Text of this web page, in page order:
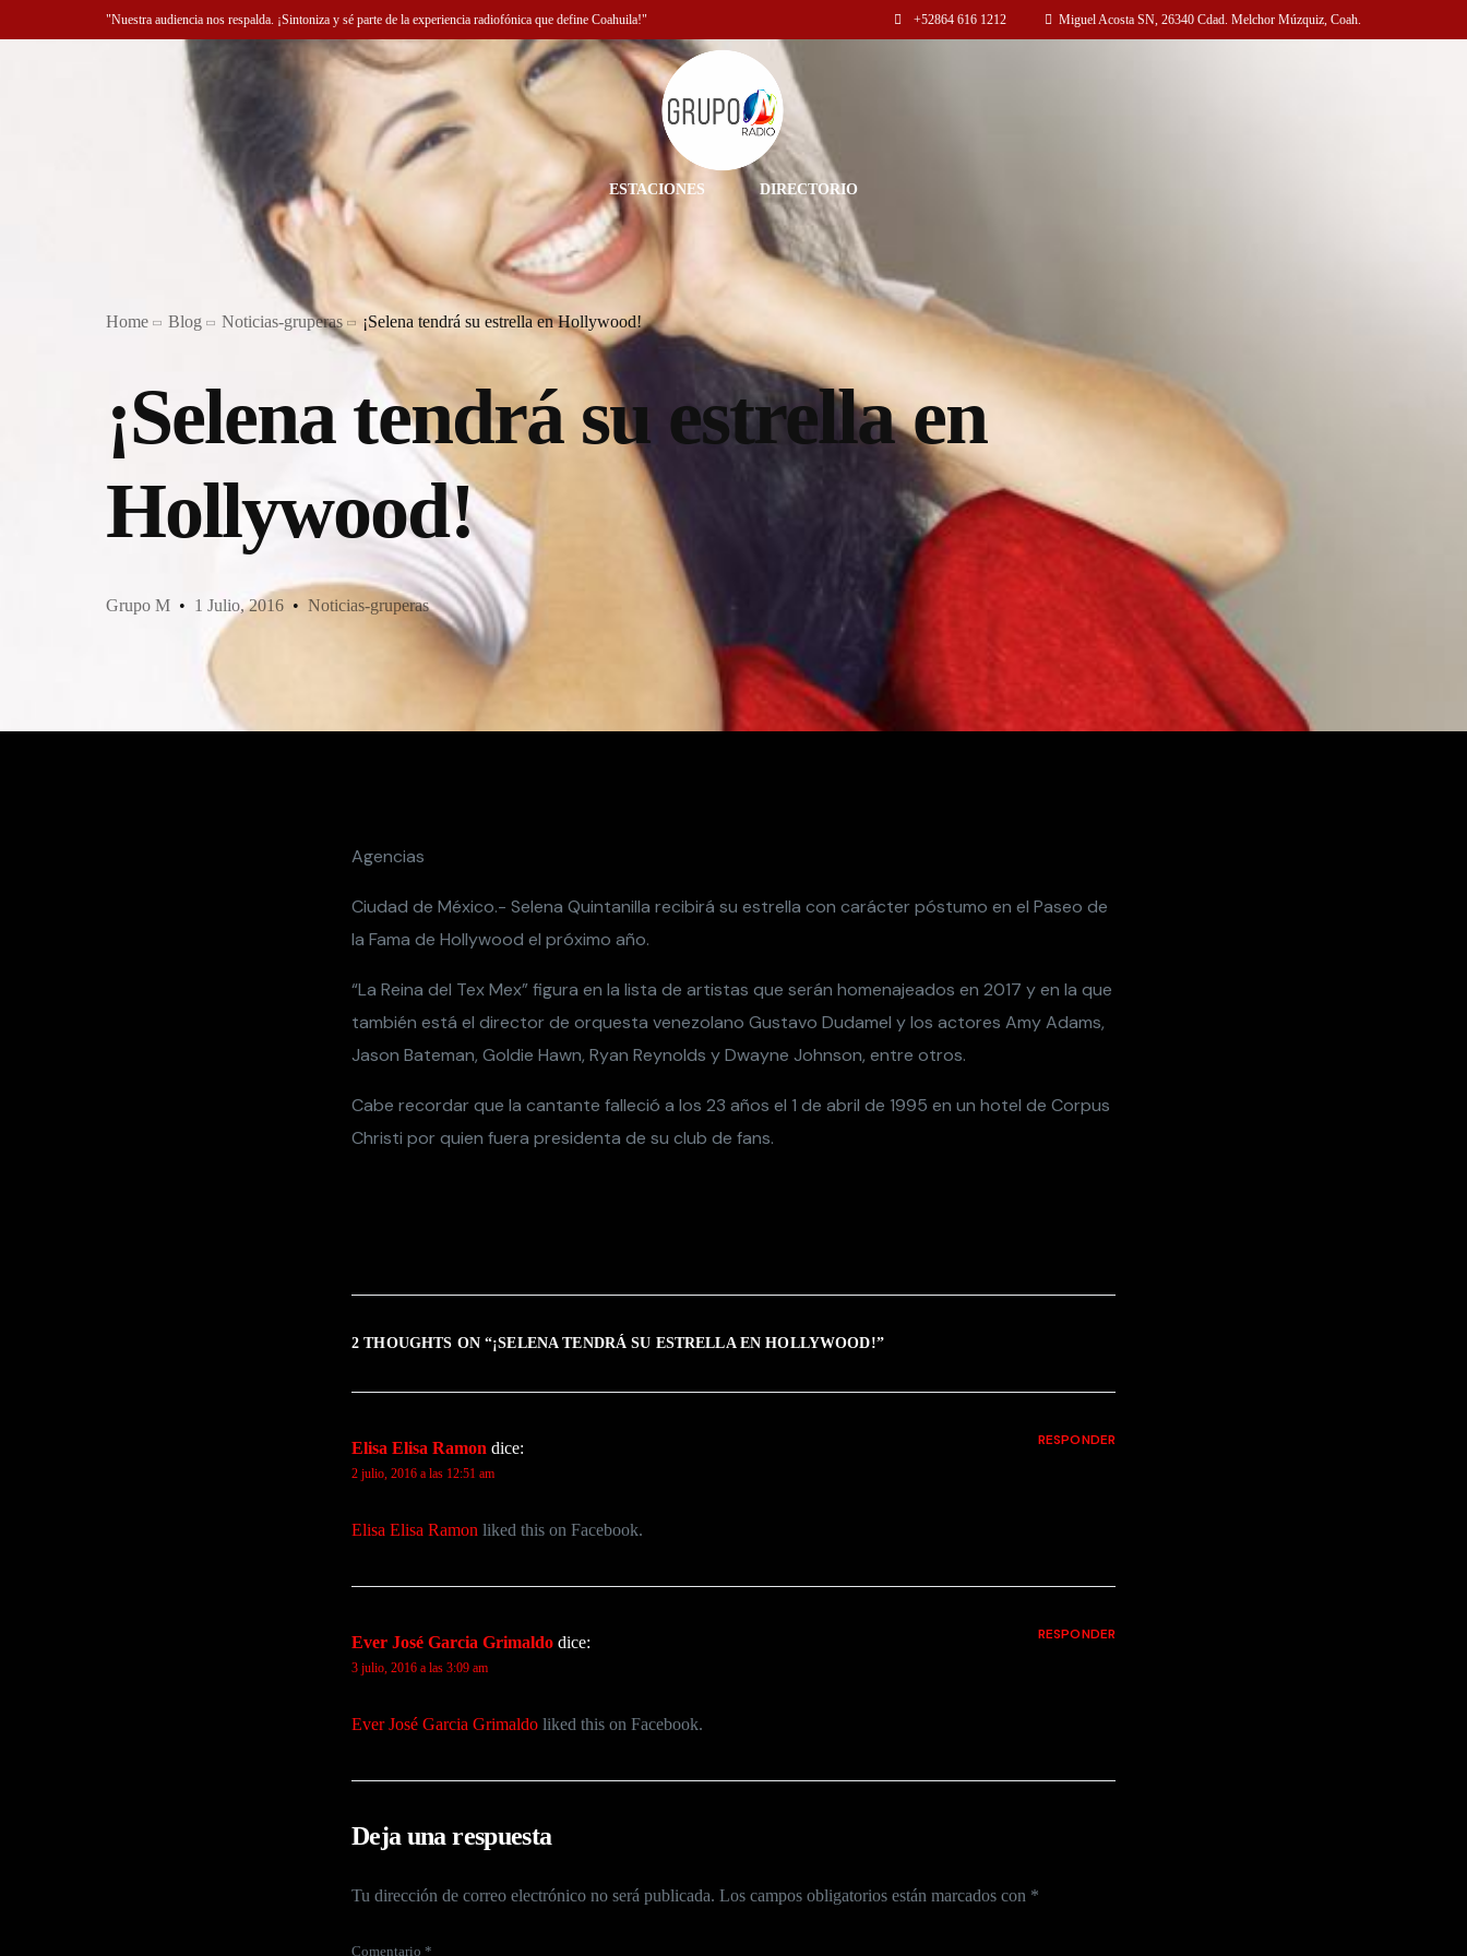
"Nuestra audiencia nos respalda. ¡Sintoniza y sé parte de la experiencia radiofónica que define Coahuila!" +52864 616 1212 Miguel Acosta SN, 26340 Cdad. Melchor Múzquiz, Coah.
ESTACIONES DIRECTORIO
Home Blog Noticias-gruperas ¡Selena tendrá su estrella en Hollywood!
¡Selena tendrá su estrella en
Hollywood!
Grupo M 1 Julio, 2016 Noticias-gruperas
Agencias
Ciudad de México.- Selena Quintanilla recibirá su estrella con carácter póstumo en el Paseo de
la Fama de Hollywood el próximo año.
“La Reina del Tex Mex” figura en la lista de artistas que serán homenajeados en 2017 y en la que
también está el director de orquesta venezolano Gustavo Dudamel y los actores Amy Adams,
Jason Bateman, Goldie Hawn, Ryan Reynolds y Dwayne Johnson, entre otros.
Cabe recordar que la cantante falleció a los 23 años el 1 de abril de 1995 en un hotel de Corpus
Christi por quien fuera presidenta de su club de fans.
2 THOUGHTS ON “¡SELENA TENDRÁ SU ESTRELLA EN HOLLYWOOD!”
Elisa Elisa Ramon dice:
2 julio, 2016 a las 12:51 am
Elisa Elisa Ramon liked this on Facebook.
RESPONDER
Ever José Garcia Grimaldo dice:
3 julio, 2016 a las 3:09 am
Ever José Garcia Grimaldo liked this on Facebook.
RESPONDER
Deja una respuesta
Tu dirección de correo electrónico no será publicada. Los campos obligatorios están marcados con *
Comentario *